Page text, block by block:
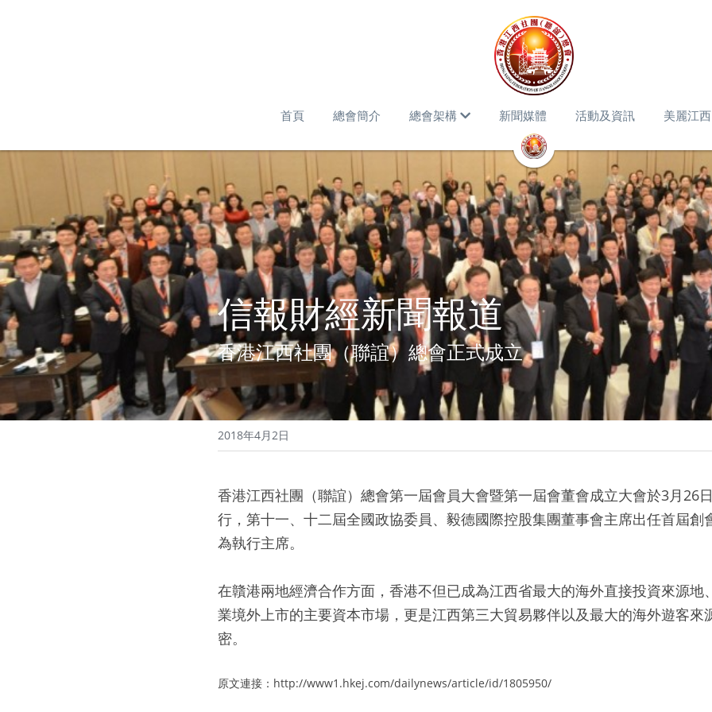
首頁 總會簡介 總會架構 新聞媒體 活動及資訊 美麗江西
信報財經新聞報道
香港江西社團（聯誼）總會正式成立
2018年4月2日
香港江西社團（聯誼）總會第一屆會員大會暨第一屆會董會成立大會於3月26
行，第十一、十二屆全國政協委員、毅德國際控股集團董事會主席出任首屆創
為執行主席。
在贛港兩地經濟合作方面，香港不但已成為江西省最大的海外直接投資來源地
業境外上市的主要資本市場，更是江西第三大貿易夥伴以及最大的海外遊客來
密。
原文連接：http://www1.hkej.com/dailynews/article/id/1805950/